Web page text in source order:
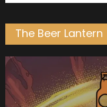
The Beer Lantern